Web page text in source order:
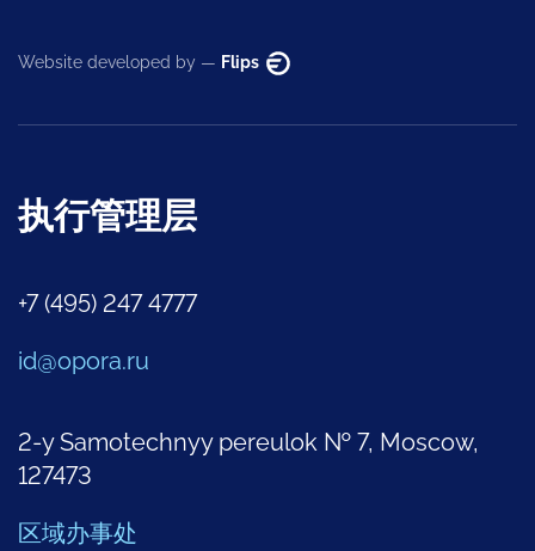
Website developed by — Flips
执行管理层
+7 (495) 247 4777
id@opora.ru
2-y Samotechnyy pereulok № 7, Moscow,
127473
区域办事处